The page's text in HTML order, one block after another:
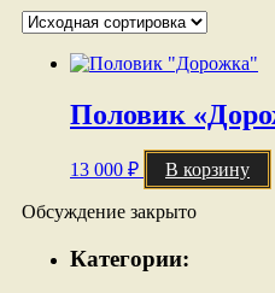
Половик
13 000 ₽ В корзину
Обсуждение закрыто
Категории: